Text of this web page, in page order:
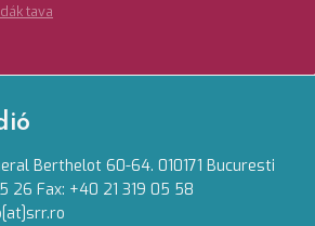
tava
Berthelot 60-64. 010171 Bucuresti
26 Fax: +40 21 319 05 58